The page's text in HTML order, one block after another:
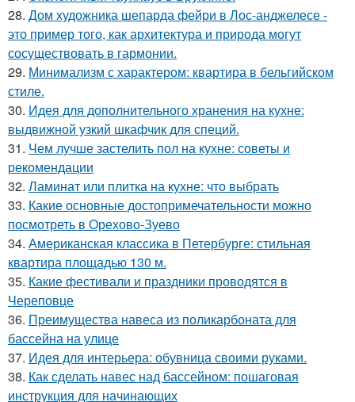
28. Дом художника шепарда фейри в Лос-анджелесе -
это пример того, как архитектура и природа могут
сосуществовать в гармонии.
29. Минимализм с характером: квартира в бельгийском
стиле.
30. Идея для дополнительного хранения на кухне:
выдвижной узкий шкафчик для специй.
31. Чем лучше застелить пол на кухне: советы и
рекомендации
32. Ламинат или плитка на кухне: что выбрать
33. Какие основные достопримечательности можно
посмотреть в Орехово-Зуево
34. Американская классика в Петербурге: стильная
квартира площадью 130 м.
35. Какие фестивали и праздники проводятся в
Череповце
36. Преимущества навеса из поликарбоната для
бассейна на улице
37. Идея для интерьера: обувница своими руками.
38. Как сделать навес над бассейном: пошаговая
инструкция для начинающих